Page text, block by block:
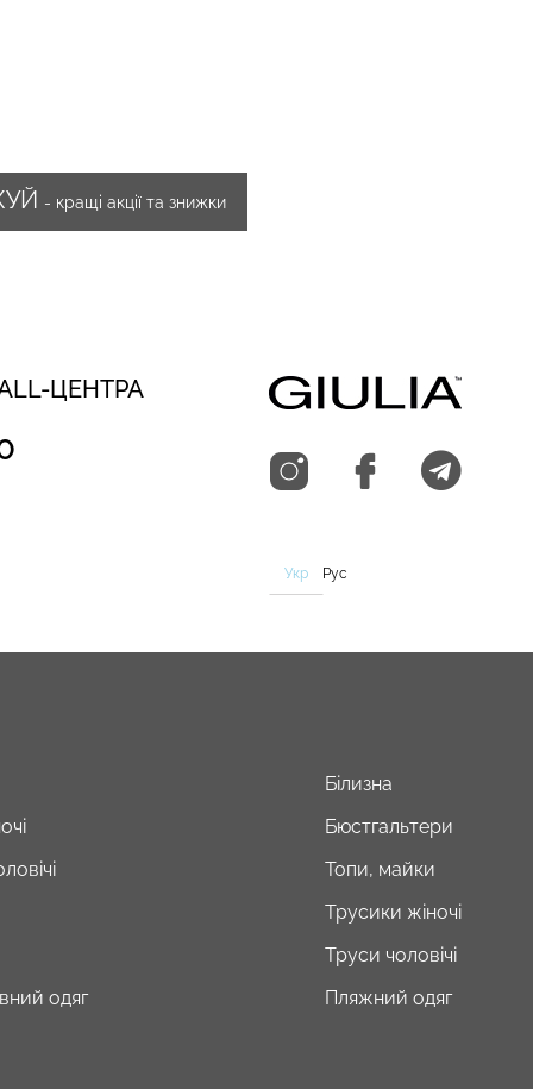
- кращі акції та знижки
ЦЕНТРА
Укр Рус
одяг
Білизна
Бюстгальтери
Топи, майки
Трусики жіночі
Труси чоловічі
Пляжний одяг